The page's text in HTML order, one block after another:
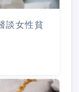
談女性貧